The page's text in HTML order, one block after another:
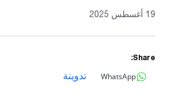
19 أغسطس 2025
Share:
WhatsApp تدوينة